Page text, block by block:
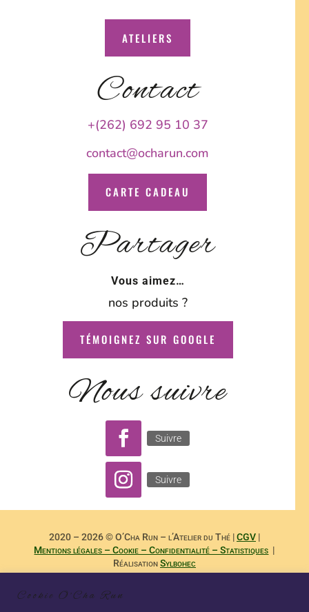
ATELIERS
Contact
+(262) 692 95 10 37
contact@ocharun.com
CARTE CADEAU
Partager
Vous aimez…
nos produits ?
TÉMOIGNEZ SUR GOOGLE
Nous suivre
Suivre
Suivre
2020 – 2026 © O’Cha Run – l’Atelier du Thé |CGV|
Mentions légales – Cookie – Confidentialité – Statistiques |
RéalisationSylbohec
Photographies deNicole Boubee Photographe
Cookie O'Cha Run